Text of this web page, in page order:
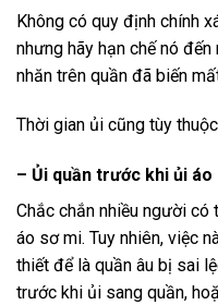
Không có quy định chính
nhưng hãy hạn chế nó
nhăn trên quần đã biến
Thời gian ủi cũng tùy
– Ủi quần trước khi ủi áo
Chắc chắn nhiều người
áo sơ mi. Tuy nhiên, việc
thiết để là quần âu bị sai
trước khi ủi sang quần,